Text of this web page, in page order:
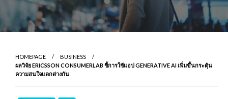
HOMEPAGE
BUSINESS
ผลวิจัย ERICSSON CONSUMERLAB ชี้การใช้แอป GENERATIVE AI เพิ่มขึ้นกระตุ้น
ความสนใจแตกต่างกัน